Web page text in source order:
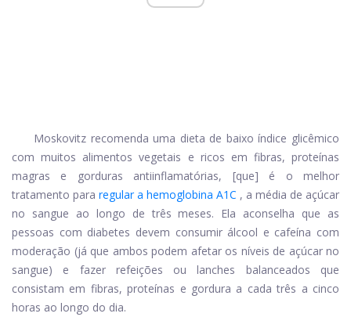
Moskovitz recomenda uma dieta de baixo índice glicêmico
com muitos alimentos vegetais e ricos em fibras, proteínas
magras e gorduras antiinflamatórias, [que] é o melhor
tratamento para regular a hemoglobina A1C , a média de açúcar
no sangue ao longo de três meses. Ela aconselha que as
pessoas com diabetes devem consumir álcool e cafeína com
moderação (já que ambos podem afetar os níveis de açúcar no
sangue) e fazer refeições ou lanches balanceados que
consistam em fibras, proteínas e gordura a cada três a cinco
horas ao longo do dia.